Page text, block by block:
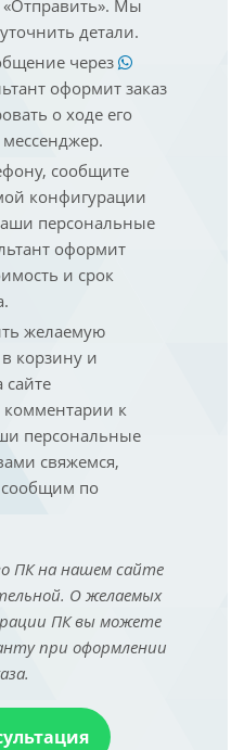
Мы
детали.
через
оформит заказ
о ходе его
сообщите
конфигурации
персональные
оформит
и срок
желаемую
корзину и
сайте
комментарии к
персональные
свяжемся,
по
ПК на нашем сайте
О желаемых
ПК вы можете
при оформлении